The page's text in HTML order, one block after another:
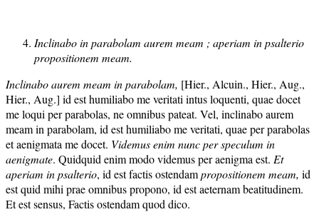
Inclinabo in parabolam aurem meam ; aperiam in psalterio
propositionem meam.
Inclinabo aurem meam in parabolam, [Hier., Alcuin., Hier., Aug.,
Hier., Aug.] id est humiliabo me veritati intus loquenti, quae docet
me loqui per parabolas, ne omnibus pateat. Vel, inclinabo aurem
meam in parabolam, id est humiliabo me veritati, quae per parabolas
et aenigmata me docet. Videmus enim nunc per speculum in
aenigmate. Quidquid enim modo videmus per aenigma est. Et
aperiam in psalterio, id est factis ostendampropositionem meam, id
est quid mihi prae omnibus propono, id est aeternam beatitudinem.
Et est sensus, Factis ostendam quod dico.